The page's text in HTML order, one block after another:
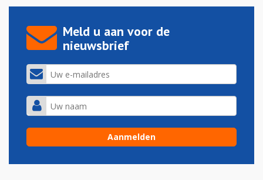
Meld u aan voor de
nieuwsbrief